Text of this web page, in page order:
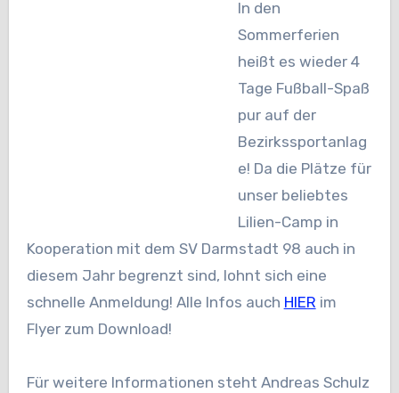
In den
Sommerferien
heißt es wieder 4
Tage Fußball-Spaß
pur auf der
Bezirkssportanlag
e! Da die Plätze für
unser beliebtes
Lilien-Camp in
Kooperation mit dem SV Darmstadt 98 auch in
diesem Jahr begrenzt sind, lohnt sich eine
schnelle Anmeldung! Alle Infos auch HIER im
Flyer zum Download!
Für weitere Informationen steht Andreas Schulz